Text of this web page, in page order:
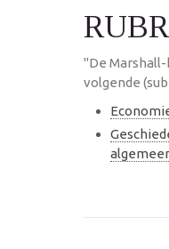
"De
volgende